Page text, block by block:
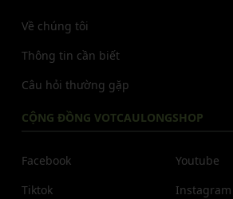
Về chúng tôi
Thông tin cần biết
Câu hỏi thường gặp
CỘNG ĐỒNG VOTCAULONGSHOP
Facebook
Tiktok
Youtube
Instagram